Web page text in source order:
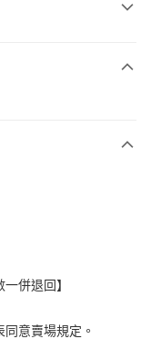
銀行
商業銀行
灣）商業銀行
併退回】
意賣場規定。